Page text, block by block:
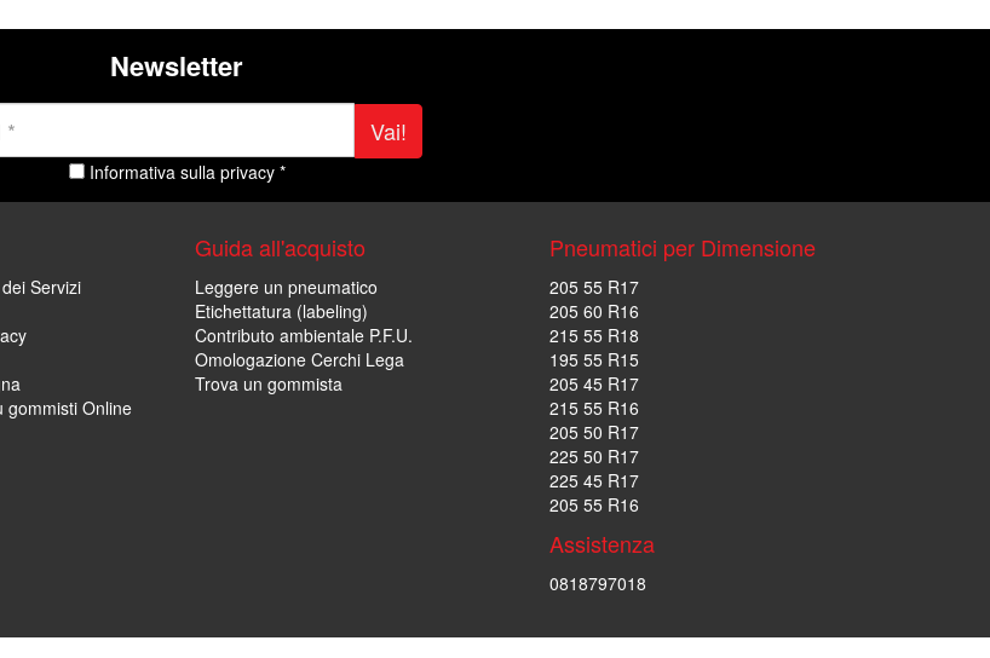
Newsletter
Vai!
Informativa sulla privacy *
Servizi
gommisti Online
Guida all'acquisto
Leggere un pneumatico
Etichettatura (labeling)
Contributo ambientale P.F.U.
Omologazione Cerchi Lega
Trova un gommista
Pneumatici per Dimensione
205 55 R17
205 60 R16
215 55 R18
195 55 R15
205 45 R17
215 55 R16
205 50 R17
225 50 R17
225 45 R17
205 55 R16
Assistenza
0818797018